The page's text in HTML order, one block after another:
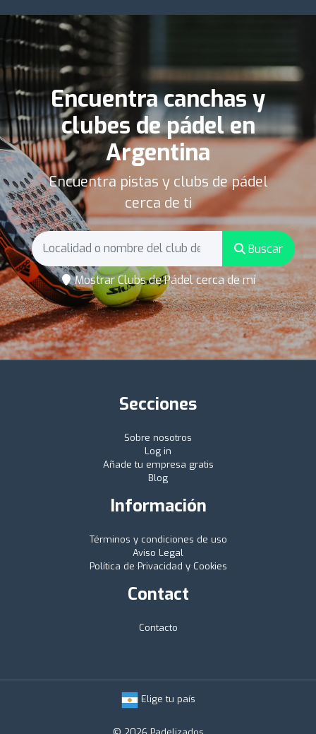
Encuentra canchas y
clubes de pádel en
Argentina
Encuentra pistas y clubs de pádel
cerca de ti
Buscar
Mostrar Clubs de Pádel cerca de mí
Secciones
Sobre nosotros
Log in
Añade tu empresa gratis
Blog
Información
Términos y condiciones de uso
Aviso Legal
Política de Privacidad y Cookies
Contact
Contacto
Elige tu país